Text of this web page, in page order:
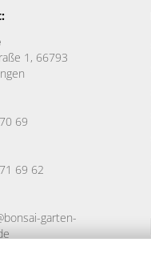
1, 66793
69
69 62
garten-